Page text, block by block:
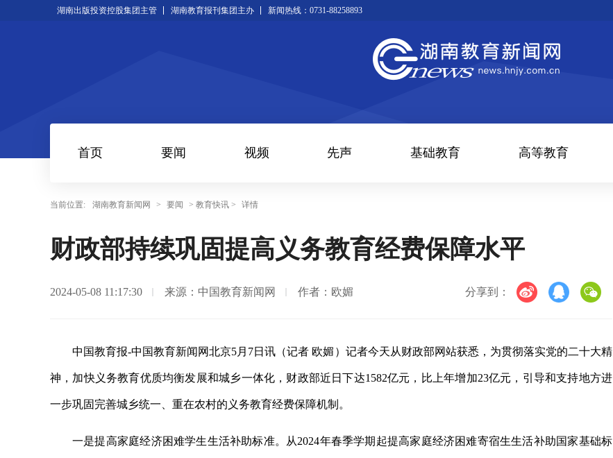
湖南出版投资控股集团主管 湖南教育报刊集团主办 新闻热线：0731-88258893
首页 要闻 视频 先声 基础教育 高等教育
当前位置: 湖南教育新闻网 > 要闻 > 教育快讯 > 详情
财政部持续巩固提高义务教育经费保障水平
2024-05-08 11:17:30 来源：中国教育新闻网 作者：欧媚 分享到：
中国教育报-中国教育新闻网北京5月7日讯（记者 欧媚）记者今天从财政部网站获悉，为贯彻落实党的二十大精
神，加快义务教育优质均衡发展和城乡一体化，财政部近日下达1582亿元，比上年增加23亿元，引导和支持地方进
一步巩固完善城乡统一、重在农村的义务教育经费保障机制。
一是提高家庭经济困难学生生活补助标准。从2024年春季学期起提高家庭经济困难寄宿生生活补助国家基础标